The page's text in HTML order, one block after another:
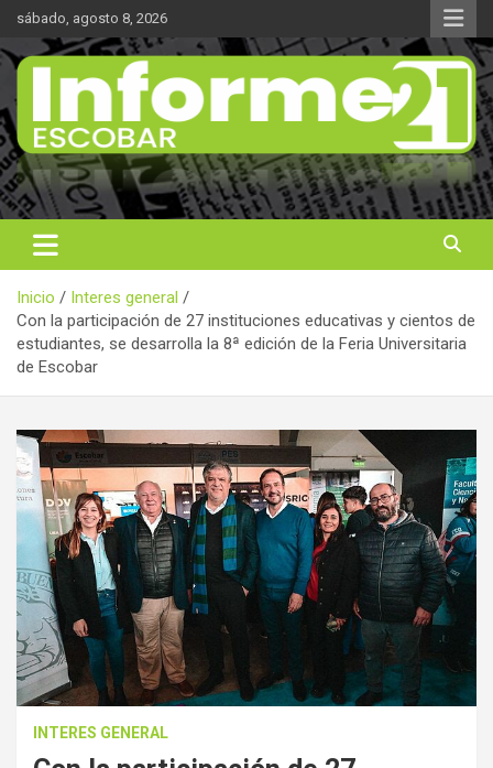
Saltar
contenido
sábado, agosto 8, 2026
Informe 21
Noticas reales
Inicio
Interes general
Con la participación de 27 instituciones educativas y cientos de
estudiantes, se desarrolla la 8ª edición de la Feria Universitaria
de Escobar
INTERES GENERAL